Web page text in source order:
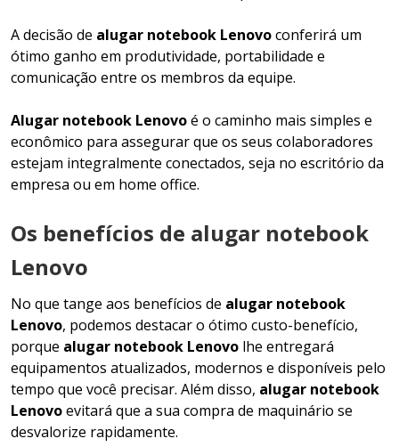
A decisão de alugar notebook Lenovoconferirá um
ótimo ganho em produtividade, portabilidade e
comunicação entre os membros da equipe.
Alugar notebook Lenovoé o caminho mais simples e
econômico para assegurar que os seus colaboradores
estejam integralmente conectados, seja no escritório da
empresa ou em home office.
Os benefícios de alugar notebook
Lenovo
No que tange aos benefícios de alugar notebook
Lenovo, podemos destacar o ótimo custo-benefício,
porque alugar notebook Lenovo lhe entregará
equipamentos atualizados, modernos e disponíveis pelo
tempo que você precisar. Além disso, alugar notebook
Lenovoevitará que a sua compra de maquinário se
desvalorize rapidamente.